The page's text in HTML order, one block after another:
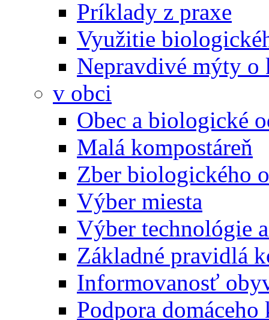
Príklady z praxe
Využitie
Nepravdivé mýty o
v obci
Obec a biologické
Malá kompostáreň
Zber biologického
Výber miesta
Výber technológie
Základné pravidlá
Informovanosť
Podpora